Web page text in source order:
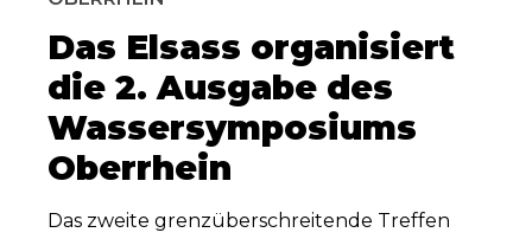
Das Elsass organisiert
die 2. Ausgabe des
Wassersymposiums
Oberrhein
Das zweite grenzüberschreitende Treffen